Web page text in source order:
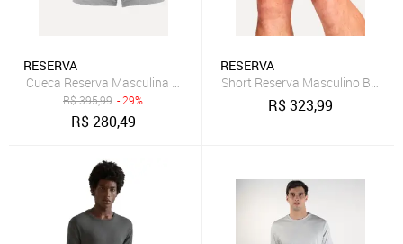
RESERVA
Cueca Reserva Masculina Boxer Grey Woodpecker Cotton Cinza
R$395,99 - 29%
R$280,49
RESERVA
Short Reserva Masculino
R$323,99